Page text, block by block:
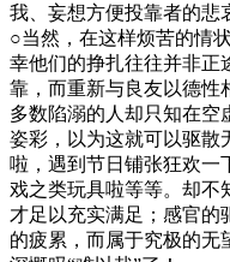
我、妄想方便投靠者的悲
○当然，在这样烦苦的情
幸他们的挣扎往往并非正
靠，而重新与良友以德性
多数陷溺的人却只知在空
姿彩，以为这就可以驱散
啦，遇到节日铺张狂欢一
戏之类玩具啦等等。却不
才足以充实满足；感官的
的疲累，而属于究极的无